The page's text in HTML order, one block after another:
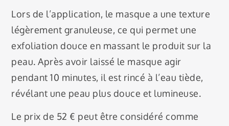
Lors de l’application, le masque a une texture
légèrement granuleuse, ce qui permet une
exfoliation douce en massant le produit sur la
peau. Après avoir laissé le masque agir
pendant 10 minutes, il est rincé à l’eau tiède,
révélant une peau plus douce et lumineuse.
Le prix de 52 € peut être considéré comme